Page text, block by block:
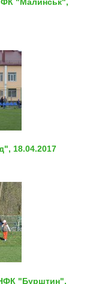
18.04.2017
"Бурштин",